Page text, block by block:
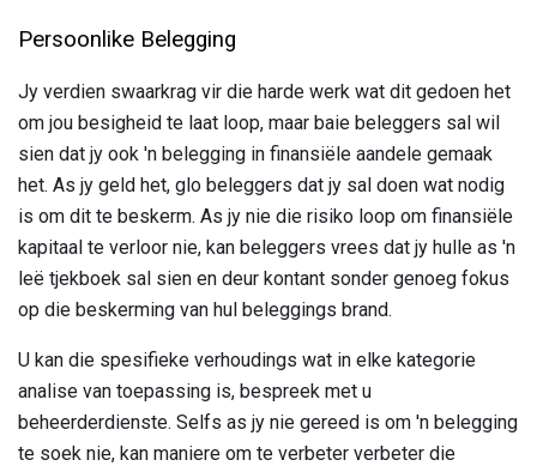
Persoonlike Belegging
Jy verdien swaarkrag vir die harde werk wat dit gedoen het
om jou besigheid te laat loop, maar baie beleggers sal wil
sien dat jy ook 'n belegging in finansiële aandele gemaak
het. As jy geld het, glo beleggers dat jy sal doen wat nodig
is om dit te beskerm. As jy nie die risiko loop om finansiële
kapitaal te verloor nie, kan beleggers vrees dat jy hulle as 'n
leë tjekboek sal sien en deur kontant sonder genoeg fokus
op die beskerming van hul beleggings brand.
U kan die spesifieke verhoudings wat in elke kategorie
analise van toepassing is, bespreek met u
beheerderdienste. Selfs as jy nie gereed is om 'n belegging
te soek nie, kan maniere om te verbeter verbeter die